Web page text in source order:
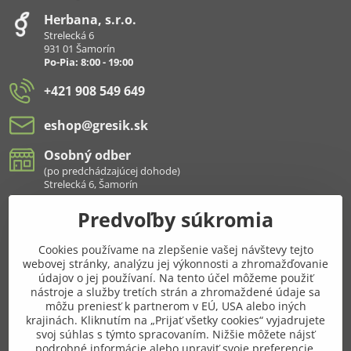
Herbana, s​.r​.o​.
Strelecká 6
931 01 Šamorín
Po-Pia: 8:00 - 19:00
+421 908 549 649
eshop​@gresik​.sk
Osobný odber
(po predchádzajúcej dohode)
Strelecká 6, Šamorín
Všetko k nákupu
Pridajte sa k nám aj na sieťach
Facebook Instagram
Najnavštevovanejšie kategórie
Predvoľby súkromia
Cookies používame na zlepšenie vašej návštevy tejto
webovej stránky, analýzu jej výkonnosti a zhromažďovanie
údajov o jej používaní. Na tento účel môžeme použiť
nástroje a služby tretích strán a zhromaždené údaje sa
môžu preniesť k partnerom v EÚ, USA alebo iných
krajinách. Kliknutím na „Prijať všetky cookies“ vyjadrujete
svoj súhlas s týmto spracovaním. Nižšie môžete nájsť